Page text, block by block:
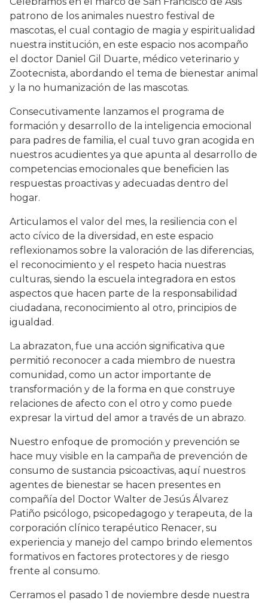
patrono de los animales nuestro festival de
mascotas, el cual contagio de magia y espiritualidad
nuestra institución, en este espacio nos acompaño
el doctor Daniel Gil Duarte, médico veterinario y
Zootecnista, abordando el tema de bienestar animal
y la no humanización de las mascotas.
Consecutivamente lanzamos el programa de
formación y desarrollo de la inteligencia emocional
para padres de familia, el cual tuvo gran acogida en
nuestros acudientes ya que apunta al desarrollo de
competencias emocionales que beneficien las
respuestas proactivas y adecuadas dentro del
hogar.
Articulamos el valor del mes, la resiliencia con el
acto cívico de la diversidad, en este espacio
reflexionamos sobre la valoración de las diferencias,
el reconocimiento y el respeto hacia nuestras
culturas, siendo la escuela integradora en estos
aspectos que hacen parte de la responsabilidad
ciudadana, reconocimiento al otro, principios de
igualdad.
La abrazaton, fue una acción significativa que
permitió reconocer a cada miembro de nuestra
comunidad, como un actor importante de
transformación y de la forma en que construye
relaciones de afecto con el otro y como puede
expresar la virtud del amor a través de un abrazo.
Nuestro enfoque de promoción y prevención se
hace muy visible en la campaña de prevención de
consumo de sustancia psicoactivas, aquí nuestros
agentes de bienestar se hacen presentes en
compañía del Doctor Walter de Jesús Álvarez
Patiño psicólogo, psicopedagogo y terapeuta, de la
corporación clínico terapéutico Renacer, su
experiencia y manejo del campo brindo elementos
formativos en factores protectores y de riesgo
frente al consumo.
Cerramos el pasado 1 de noviembre desde nuestra